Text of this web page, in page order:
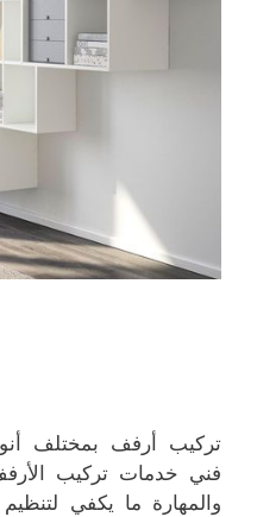
تركيب أرفف بمختلف
فني خدمات تركيب
والمهارة ما يكفي